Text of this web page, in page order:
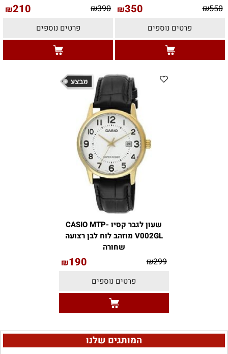
₪550
₪350
פרטים נוספים
₪390
₪210
פרטים נוספים
שעון לגבר קסיו CASIO MTP-
V002GL מוזהב לוח לבן רצועה
שחורה
₪299
₪190
פרטים נוספים
המותגים שלנו